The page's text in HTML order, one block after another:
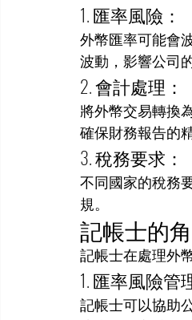
1. 匯率風險：
外幣匯率可能會
波動，影響公司
2. 會計處理：
將外幣交易轉換
確保財務報告的
3. 稅務要求：
不同國家的稅務
規。
記帳士的
記帳士在處理外
1. 匯率風險管
記帳士可以協助